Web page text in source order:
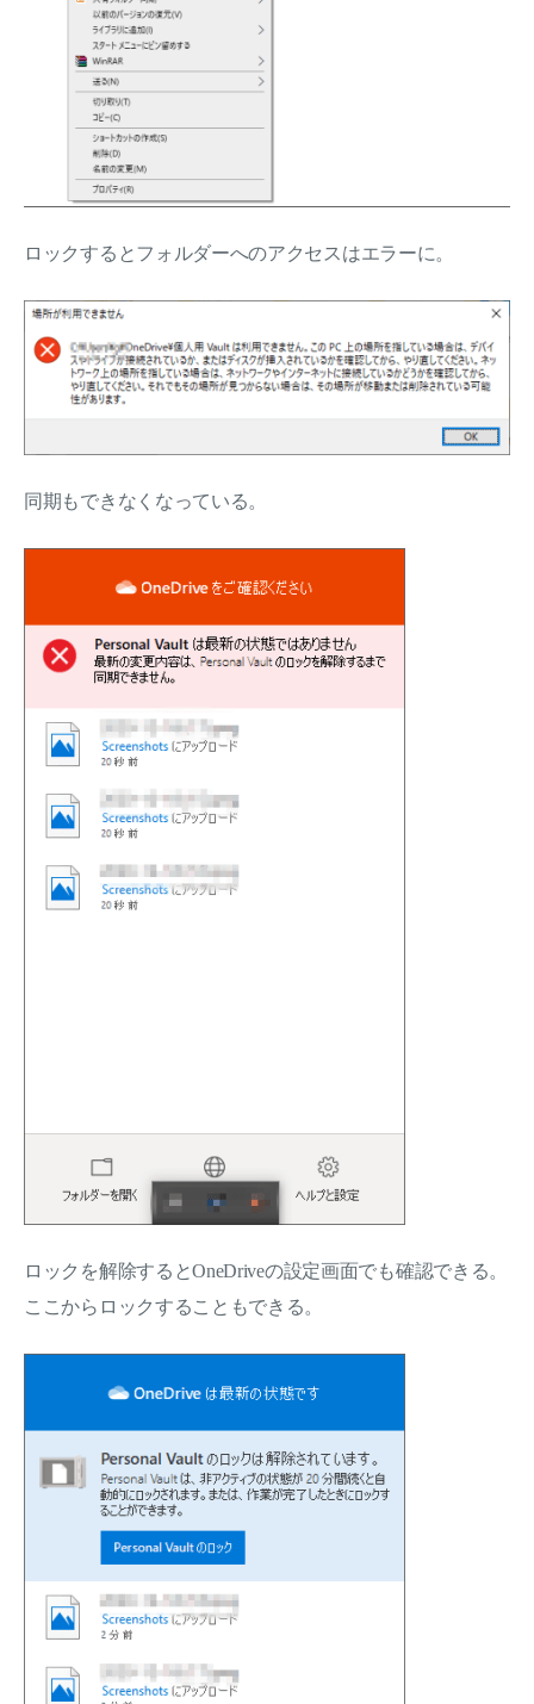
ロックするとフォルダーへのアクセスはエラーに。
同期もできなくなっている。
ロックを解除するとOneDriveの設定画面でも確認できる。
ここからロックすることもできる。